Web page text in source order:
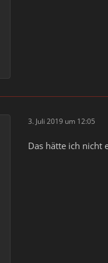
3. Juli 2019 um 12:05
Das hätte ich nicht